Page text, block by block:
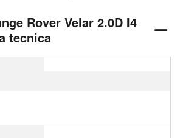
Rover Velar 2.0D I4
tecnica